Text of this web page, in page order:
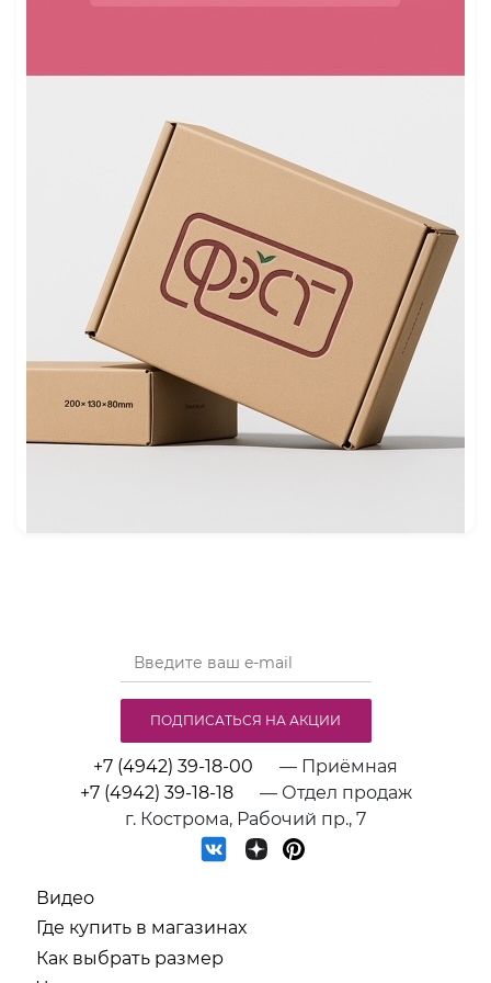
+7 (4942) 39-18-00
— Приёмная
+7 (4942) 39-18-18
— Отдел продаж
г. Кострома, Рабочий пр., 7
Видео
Где купить в магазинах
Как выбрать размер
ПОДПИСАТЬСЯ НА АКЦИИ